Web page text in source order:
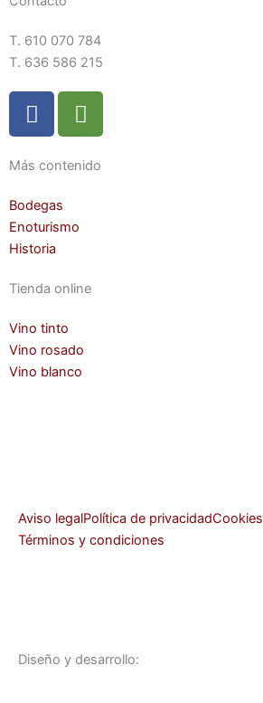
T. 610 070 784
T. 636 586 215
F
a
e
o
o
k
T
r
p
s
Más contenido
Bodegas
Enoturismo
Historia
Tienda online
Vino tinto
Vino rosado
Vino blanco
Aviso legalPolítica de privacidadCookies
Términos y condiciones
Diseño y desarrollo: